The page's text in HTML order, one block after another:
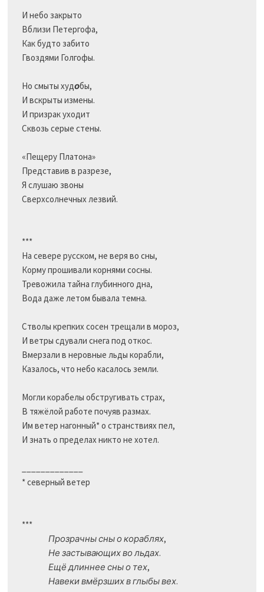
И небо закрыто
Вблизи Петергофа,
Как будто забито
Гвоздями Голгофы.
Но смыты худобы,
И вскрыты измены.
И призрак уходит
Сквозь серые стены.
«Пещеру Платона»
Представив в разрезе,
Я слушаю звоны
Сверхсолнечных лезвий.
***
На севере русском, не веря во сны,
Корму прошивали корнями сосны.
Тревожила тайна глубинного дна,
Вода даже летом бывала темна.
Стволы крепких сосен трещали в мороз,
И ветры сдували снега под откос.
Вмерзали в неровные льды корабли,
Казалось, что небо касалось земли.
Могли корабелы обстругивать страх,
В тяжёлой работе почуяв размах.
Им ветер нагонный* о странствиях пел,
И знать о пределах никто не хотел.
* северный ветер
***
Прозрачны сны о кораблях,
Не застывающих во льдах.
Ещё длиннее сны о тех,
Навеки вмёрзших в глыбы вех.